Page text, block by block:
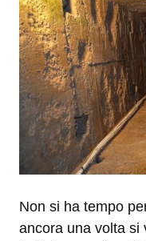
Non si ha tempo
ancora una volta si